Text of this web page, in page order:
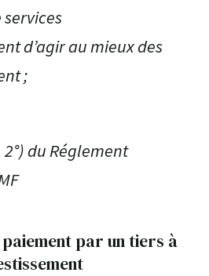
d’agir au mieux des
;
du Réglement
paiement par un tiers à